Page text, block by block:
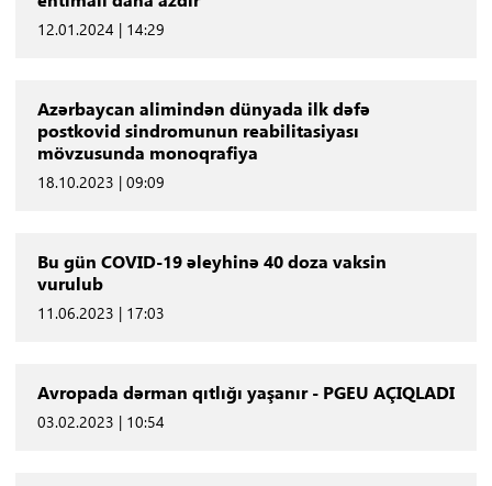
12.01.2024 | 14:29
Azərbaycan alimindən dünyada ilk dəfə
postkovid sindromunun reabilitasiyası
mövzusunda monoqrafiya
18.10.2023 | 09:09
Bu gün COVID-19 əleyhinə 40 doza vaksin
vurulub
11.06.2023 | 17:03
Avropada dərman qıtlığı yaşanır - PGEU AÇIQLADI
03.02.2023 | 10:54